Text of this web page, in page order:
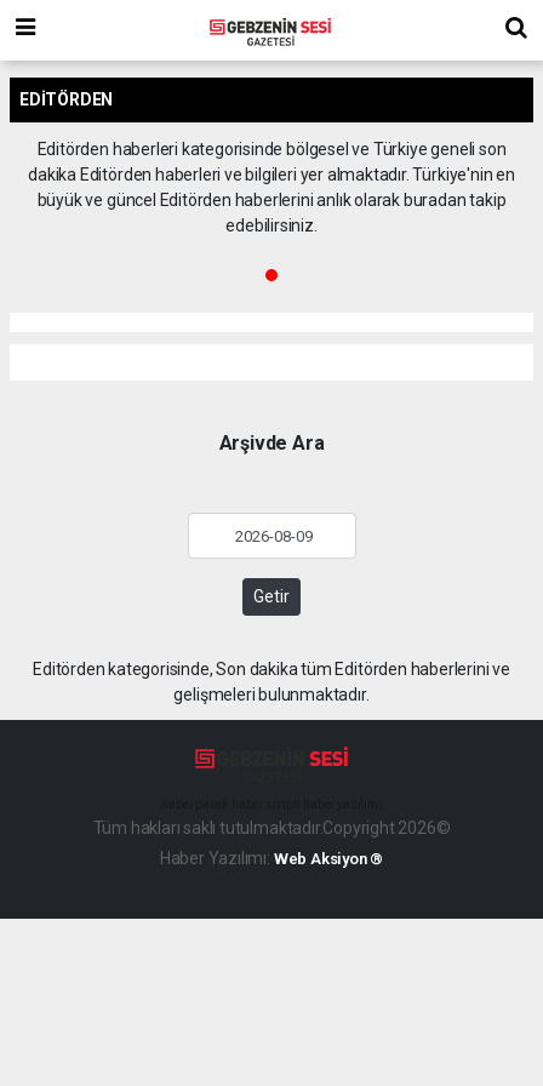
EDITÖRDEN
Editörden haberleri kategorisinde bölgesel ve Türkiye geneli son
dakika Editörden haberleri ve bilgileri yer almaktadır. Türkiye'nin en
büyük ve güncel Editörden haberlerini anlık olarak buradan takip
edebilirsiniz.
Arşivde Ara
Getir
Editörden kategorisinde, Son dakika tüm Editörden haberlerini ve
gelişmeleri bulunmaktadır.
Tüm hakları saklı tutulmaktadır.Copyright 2026©
Haber Yazılımı: Web Aksiyon ®